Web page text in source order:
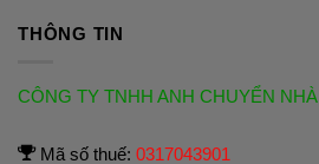
THÔNG TIN
CÔNG TY TNHH ANH CHUYỂN NHÀ
Mã số thuế: 0317043901